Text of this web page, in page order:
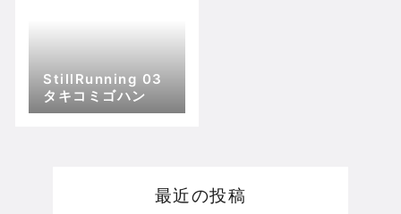
StillRunning 03
タキコミゴハン
最近の投稿